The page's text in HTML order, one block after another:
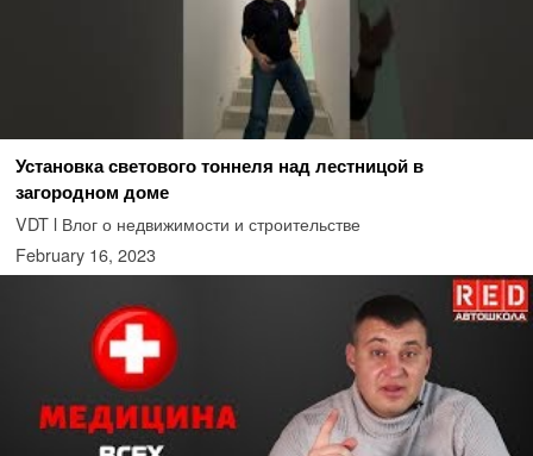
Установка светового тоннеля над лестницой в
загородном доме
VDT l Влог о недвижимости и строительстве
February 16, 2023